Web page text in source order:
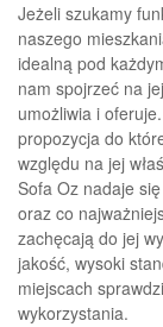
Jeżeli szukamy
naszego
idealną pod
nam spojrzeć na
umożliwia i
propozycja do
względu na jej
Sofa Oz nadaje
oraz co
zachęcają do jej
jakość, wysoki
miejscach
wykorzystania.